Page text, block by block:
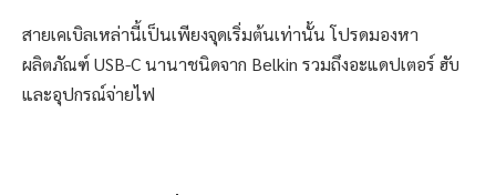
สายเคเบิลเหล่านี้เป็นเพียงจุดเริ่มต้นเท่านั้น โปรดมองหา
ผลิตภัณฑ์ USB-C นานาชนิดจาก Belkin รวมถึงอะแดปเตอร์ ฮับ
และอุปกรณ์จ่ายไฟ